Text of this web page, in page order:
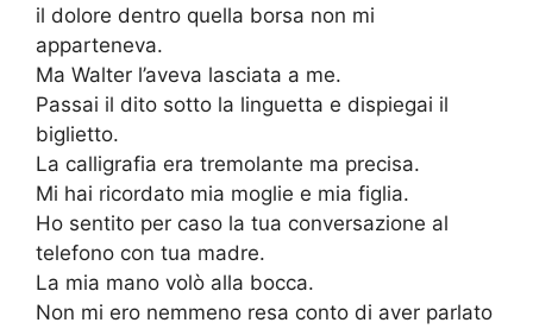
il dolore dentro quella borsa non mi
apparteneva.
Ma Walter l’aveva lasciata a me.
Passai il dito sotto la linguetta e dispiegai il
biglietto.
La calligrafia era tremolante ma precisa.
Mi hai ricordato mia moglie e mia figlia.
Ho sentito per caso la tua conversazione al
telefono con tua madre.
La mia mano volò alla bocca.
Non mi ero nemmeno resa conto di aver parlato